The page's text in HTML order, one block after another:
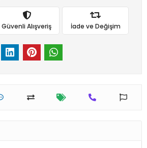
Güvenli Alışveriş İade ve Değişim